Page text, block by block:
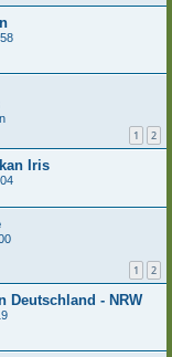
1 2
Iris
1 2
Deutschland - NRW